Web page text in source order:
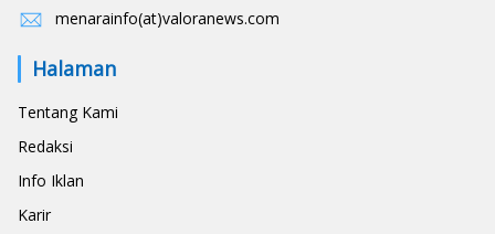
menarainfo(at)valoranews.com
Halaman
Tentang Kami
Redaksi
Info Iklan
Karir